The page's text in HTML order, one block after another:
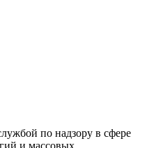
по надзору в сфере
и массовых